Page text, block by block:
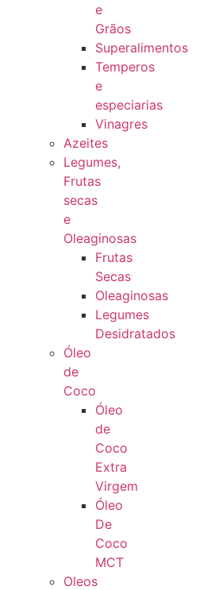
e
Grãos
Superalimentos
Temperos
e
especiarias
Vinagres
Azeites
Legumes,
Frutas
secas
e
Oleaginosas
Frutas
Secas
Oleaginosas
Legumes
Desidratados
Óleo
de
Coco
Óleo
de
Coco
Extra
Virgem
Óleo
De
Coco
MCT
Oleos